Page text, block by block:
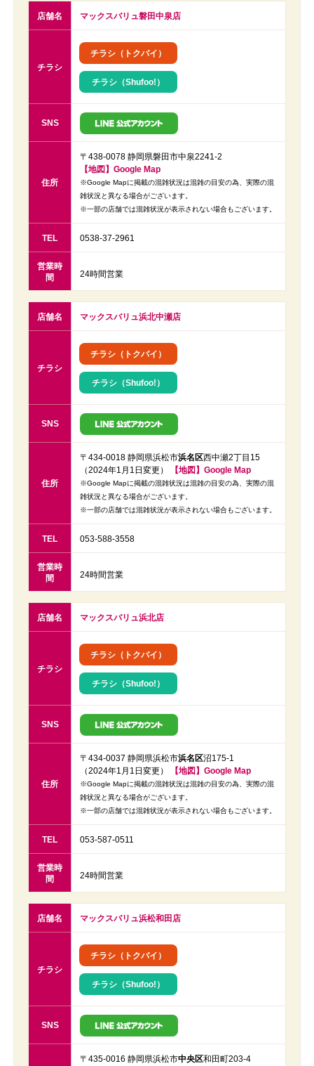
店舗名 マックスバリュ磐田中泉店
チラシ
チラシ（トクバイ）
チラシ（Shufoo!）
SNS
住所
〒438-0078 静岡県磐田市中泉2241-2
【地図】Google Map
※Google Mapに掲載の混雑状況は混雑の目安の為、実際の混
雑状況と異なる場合がございます。
※一部の店舗では混雑状況が表示されない場合もございます。
TEL 0538-37-2961
営業時
間
24時間営業
店舗名 マックスバリュ浜北中瀬店
チラシ
チラシ（トクバイ）
チラシ（Shufoo!）
SNS
住所
〒434-0018 静岡県浜松市浜名区西中瀬2丁目15
（2024年1月1日変更）
【地図】Google Map
※Google Mapに掲載の混雑状況は混雑の目安の為、実際の混
雑状況と異なる場合がございます。
※一部の店舗では混雑状況が表示されない場合もございます。
TEL 053-588-3558
営業時
間
24時間営業
店舗名 マックスバリュ浜北店
チラシ
チラシ（トクバイ）
チラシ（Shufoo!）
SNS
住所
〒434-0037 静岡県浜松市浜名区沼175-1
（2024年1月1日変更）
【地図】Google Map
※Google Mapに掲載の混雑状況は混雑の目安の為、実際の混
雑状況と異なる場合がございます。
※一部の店舗では混雑状況が表示されない場合もございます。
TEL 053-587-0511
営業時
間
24時間営業
店舗名 マックスバリュ浜松和田店
チラシ
チラシ（トクバイ）
チラシ（Shufoo!）
SNS
〒435-0016 静岡県浜松市中央区和田町203-4